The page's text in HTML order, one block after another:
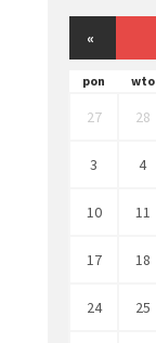
«
pon wto
27 28
3 4
10 11
17 18
24 25